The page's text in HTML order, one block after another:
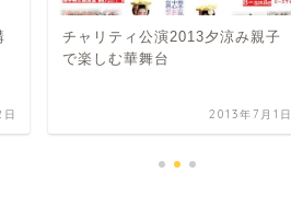
チャリティ公演2013夕涼み親子
で楽しむ華舞台
2013年7月1日